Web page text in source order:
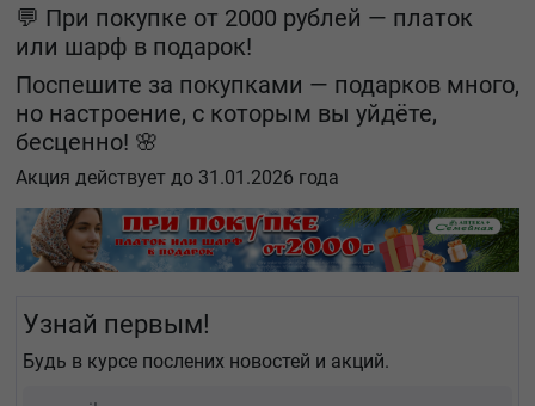
💬 При покупке от 2000 рублей — платок
или шарф в подарок!
Поспешите за покупками — подарков много,
но настроение, с которым вы уйдёте,
бесценно! 🌸
Акция действует до 31.01.2026 года
Узнай первым!
Будь в курсе послених новостей и акций.